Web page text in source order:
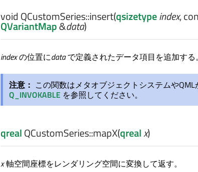
voidQCustomSeries::insert(qsizetypeindex,
QVariantMap&data)
indexの位置にdataで定義されたデータ項目を追加する。
注意： この関数はメタオブジェクトシステムやQML
Q_INVOKABLE を参照してください。
qrealQCustomSeries::mapX(qrealx)
x軸空間座標をレンダリング空間に変換して返す。